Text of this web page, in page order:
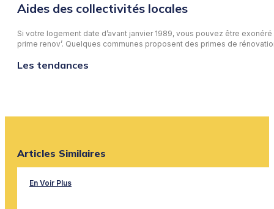
Aides des collectivités locales
Si votre logement date d’avant janvier 1989, vous pouvez être
prime renov’. Quelques communes proposent des primes de
Les tendances
Articles Similaires
En Voir Plus